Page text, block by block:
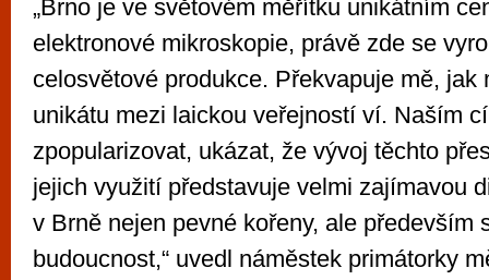
„Brno je ve světovém měřítku unikátním
elektronové mikroskopie, právě zde se
celosvětové produkce. Překvapuje mě, jak
unikátu mezi laickou veřejností ví. Naším
zpopularizovat, ukázat, že vývoj těchto
jejich využití představuje velmi zajímavou
v Brně nejen pevné kořeny, ale především
budoucnost,“ uvedl náměstek primátorky